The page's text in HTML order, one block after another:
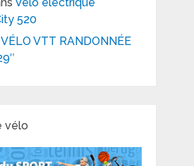
Vélo électrique
520
VÉLO VTT RANDONNÉE
vélo